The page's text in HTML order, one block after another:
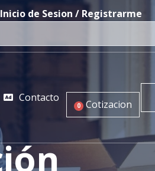
Inicio de Sesion / Registrarme
Contacto
0 Cotizacion